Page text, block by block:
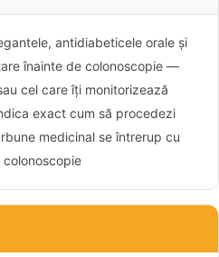
antidiabeticele orale și
înainte de colonoscopie —
cel care îți monitorizează
exact cum să procedezi
medicinal se întrerup cu
colonoscopie